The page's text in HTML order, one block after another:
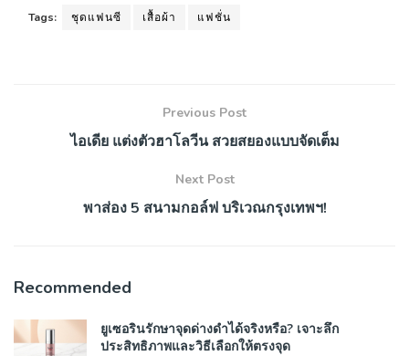
Tags: ชุดแฟนซี เสื้อผ้า แฟชั่น
Previous Post
ไอเดีย แต่งตัวฮาโลวีน สวยสยองแบบจัดเต็ม
Next Post
พาส่อง 5 สนามกอล์ฟ บริเวณกรุงเทพฯ!
Recommended
ยูเซอรินรักษาจุดด่างดำได้จริงหรือ? เจาะลึก
ประสิทธิภาพและวิธีเลือกให้ตรงจุด